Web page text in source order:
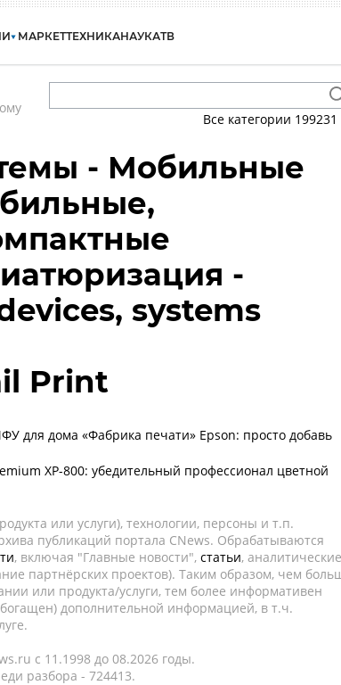
МАРКЕТТЕХНИКАНАУКАТВ
Все категории 199231
- Мобильные
-
systems
Print
для дома «Фабрика печати» Epson: просто добавь
XP-800: убедительный профессионал цветной
или услуги), технологии, персоны и т.п.
публикаций портала CNews. Обрабатываются
, включая "Главные новости", статьи, аналитические
партнёрских проектов). Таким образом, чем
или продукта/услуги, тем более информативен
дополнительной информацией, в т.ч.
c 11.1998 до 08.2026 годы.
разбора - 724413.